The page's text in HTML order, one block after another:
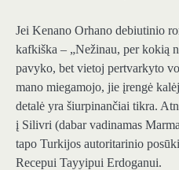
Jei Kenano Orhano debiutinio
kafkiška – „Nežinau, per kokią
pavyko, bet vietoj pertvarkyto
mano miegamojo, jie įrengė
detalė yra šiurpinančiai tikra.
į Silivri (dabar vadinamas
tapo Turkijos autoritarinio
Recepui Tayyipui Erdoganui.